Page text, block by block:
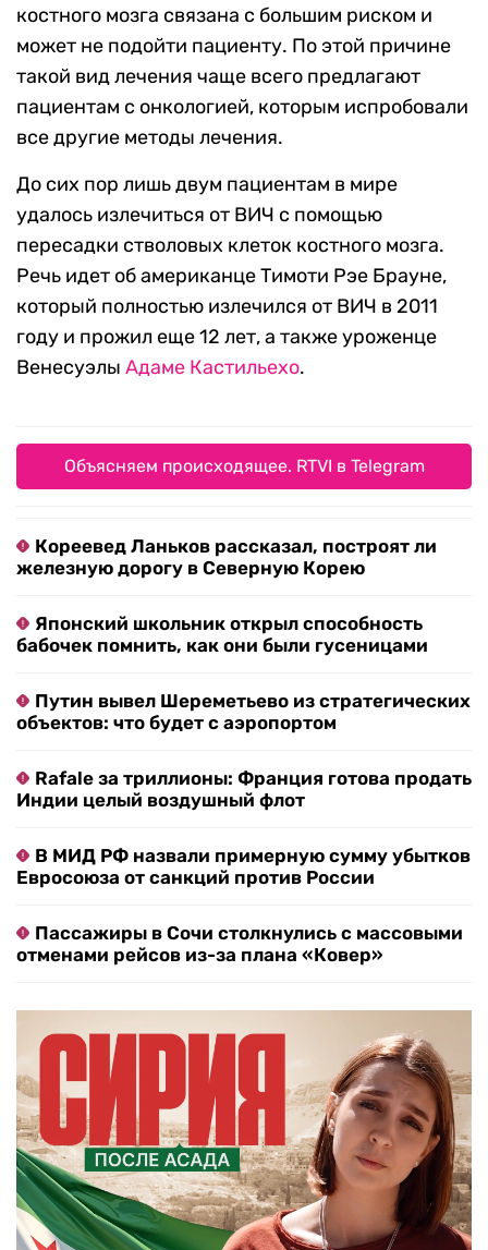
костного мозга связана с большим риском и
может не подойти пациенту. По этой причине
такой вид лечения чаще всего предлагают
пациентам с онкологией, которым испробовали
все другие методы лечения.
До сих пор лишь двум пациентам в мире
удалось излечиться от ВИЧ с помощью
пересадки стволовых клеток костного мозга.
Речь идет об американце Тимоти Рэе Брауне,
который полностью излечился от ВИЧ в 2011
году и прожил еще 12 лет, а также уроженце
Венесуэлы Адаме Кастильехо.
Объясняем происходящее. RTVI в Telegram
Кореевед Ланьков рассказал, построят ли
железную дорогу в Северную Корею
Японский школьник открыл способность
бабочек помнить, как они были гусеницами
Путин вывел Шереметьево из стратегических
объектов: что будет с аэропортом
Rafale за триллионы: Франция готова продать
Индии целый воздушный флот
В МИД РФ назвали примерную сумму убытков
Евросоюза от санкций против России
Пассажиры в Сочи столкнулись с массовыми
отменами рейсов из-за плана «Ковер»